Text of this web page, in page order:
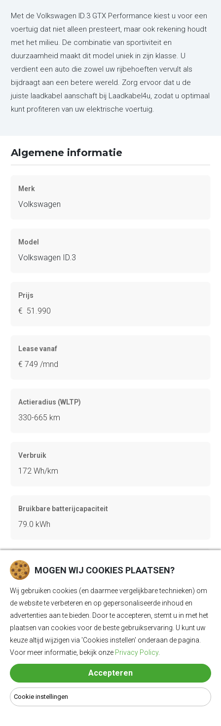
Met de Volkswagen ID.3 GTX Performance kiest u voor een
voertuig dat niet alleen presteert, maar ook rekening houdt
met het milieu. De combinatie van sportiviteit en
duurzaamheid maakt dit model uniek in zijn klasse. U
verdient een auto die zowel uw rijbehoeften vervult als
bijdraagt aan een betere wereld. Zorg ervoor dat u de
juiste laadkabel aanschaft bij Laadkabel4u, zodat u optimaal
kunt profiteren van uw elektrische voertuig.
Algemene informatie
Merk
Volkswagen
Model
Volkswagen ID.3
Prijs
€ 51.990
Lease vanaf
€ 749 /mnd
Actieradius (WLTP)
330-665 km
Verbruik
172 Wh/km
Bruikbare batterijcapaciteit
79.0 kWh
Vermogen
240 kW (326 pk)
Acceleratie 0-100
5.6 sec
200 km/u
MOGEN WIJ COOKIES PLAATSEN?
Wij gebruiken cookies (en daarmee vergelijkbare technieken) om
de website te verbeteren en op gepersonaliseerde inhoud en
advertenties aan te bieden. Door te accepteren, stemt u in met het
plaatsen van cookies voor de beste gebruikservaring. U kunt uw
keuze altijd wijzigen via 'Cookies instellen' onderaan de pagina.
Voor meer informatie, bekijk onze Privacy Policy.
Accepteren
Cookie instellingen